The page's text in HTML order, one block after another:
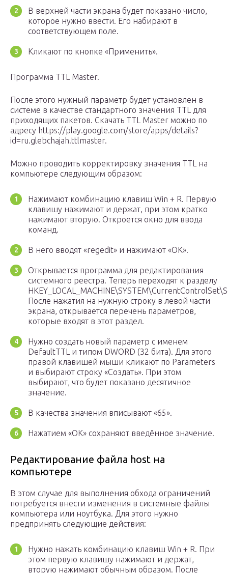
В верхней части экрана будет показано число,
которое нужно ввести. Его набирают в
соответствующем поле.
Кликают по кнопке «Применить».
Программа TTL Master.
После этого нужный параметр будет установлен в
системе в качестве стандартного значения TTL для
приходящих пакетов. Скачать TTL Master можно по
адресу https://play.google.com/store/apps/details?
id=ru.glebchajah.ttlmaster.
Можно проводить корректировку значения TTL на
компьютере следующим образом:
Нажимают комбинацию клавиш Win + R. Первую
клавишу нажимают и держат, при этом кратко
нажимают вторую. Откроется окно для ввода
команд.
В него вводят «regedit» и нажимают «ОК».
Открывается программа для редактирования
системного реестра. Теперь переходят к разделу
После нажатия на нужную строку в левой части
экрана, открывается перечень параметров,
которые входят в этот раздел.
Нужно создать новый параметр с именем
DefaultTTL и типом DWORD (32 бита). Для этого
правой клавишей мыши кликают по Parameters
и выбирают строку «Создать». При этом
выбирают, что будет показано десятичное
значение.
В качества значения вписывают «65».
Нажатием «ОК» сохраняют введённое значение.
Редактирование файла host на
компьютере
В этом случае для выполнения обхода ограничений
потребуется внести изменения в системные файлы
компьютера или ноутбука. Для этого нужно
предпринять следующие действия:
Нужно нажать комбинацию клавиш Win + R. При
этом первую клавишу нажимают и держат,
вторую нажимают обычным образом. После